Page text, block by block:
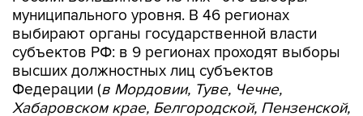
субъектов РФ: в 9 регионах проходят выборы
высших должностных лиц субъектов
Федерации (в Мордовии, Туве, Чечне,
Хабаровском крае, Белгородской, Пензенской,
Тверской, Тульской, Ульяновской областях
39 субъектах - выборы депутатов